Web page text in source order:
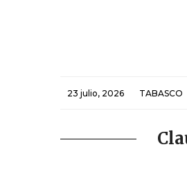
23 julio, 2026 TABASCO